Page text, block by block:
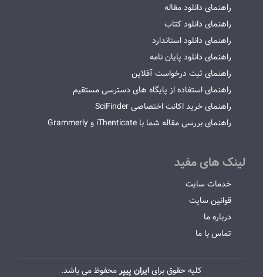
راهنمای دانلود مقاله
راهنمای دانلود کتاب
راهنمای دانلود استاندارد
راهنمای دانلود پایان نامه
راهنمای ثبت درخواست آفلاین
راهنمای استفاده از پایگاه های دسترسی مستقیم
راهنمای خرید اکانت اختصاصی SciFinder
راهنمای بررسی مقاله شما با iThenticate و Grammerly
لینک های مفید
خدمات سایت
قوانین سایت
درباره ما
تماس با ما
کلیه حقوق برایایران پیپرمحفوظ می باشد.